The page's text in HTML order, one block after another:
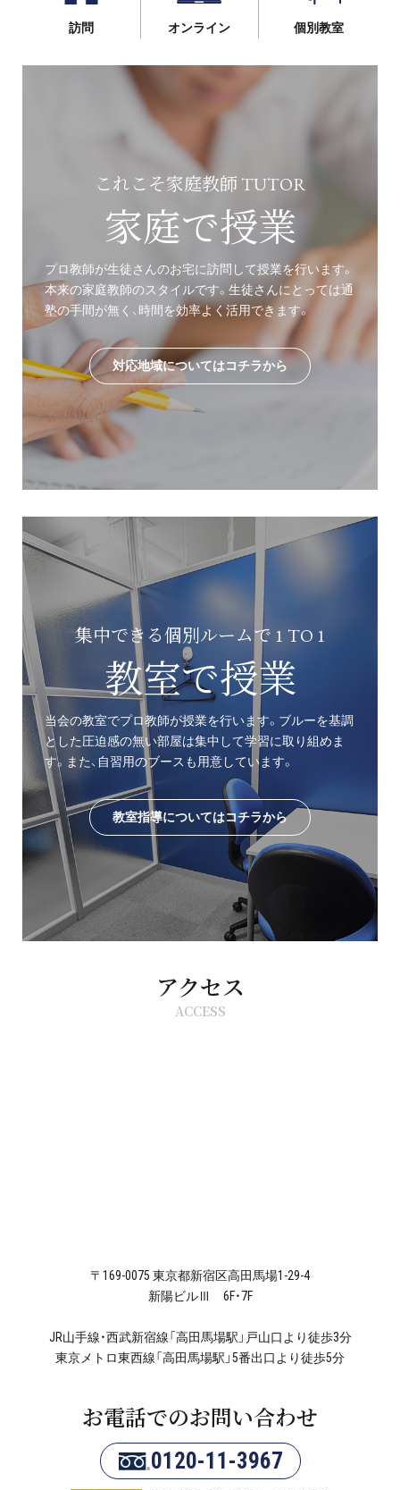
訪問 オンライン 個別教室
これこそ家庭教師 TUTOR
家庭で授業
プロ教師が生徒さんのお宅に訪問して授業を行います。
本来の家庭教師のスタイルです。生徒さんにとっては通
塾の手間が無く、時間を効率よく活用できます。
対応地域についてはコチラから
集中できる個別ルームで 1 TO 1
教室で授業
当会の教室でプロ教師が授業を行います。ブルーを基調
とした圧迫感の無い部屋は集中して学習に取り組めま
す。また、自習用のブースも用意しています。
教室指導についてはコチラから
アクセス
ACCESS
〒169-0075 東京都新宿区高田馬場1-29-4
新陽ビルⅢ 6F・7F
JR山手線・西武新宿線「高田馬場駅」戸山口より徒歩3分
東京メトロ東西線「高田馬場駅」5番出口より徒歩5分
お電話でのお問い合わせ
0120-11-3967